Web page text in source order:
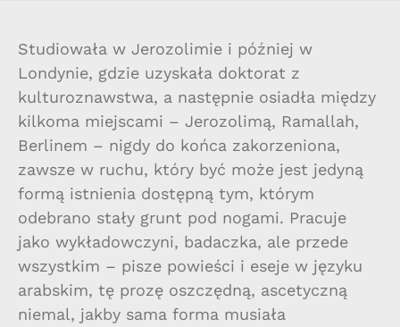
Studiowała w Jerozolimie i później w
Londynie, gdzie uzyskała doktorat z
kulturoznawstwa, a następnie osiadła między
kilkoma miejscami – Jerozolimą, Ramallah,
Berlinem – nigdy do końca zakorzeniona,
zawsze w ruchu, który być może jest jedyną
formą istnienia dostępną tym, którym
odebrano stały grunt pod nogami. Pracuje
jako wykładowczyni, badaczka, ale przede
wszystkim – pisze powieści i eseje w języku
arabskim, tę prozę oszczędną, ascetyczną
niemal, jakby sama forma musiała